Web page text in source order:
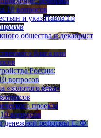
10 вопросов
и указ Павла I о
общества и декабрист
блага или
России:
вопросов
«золотого века»
проекта
10 вопросов
денежной реформы Е. Ф.